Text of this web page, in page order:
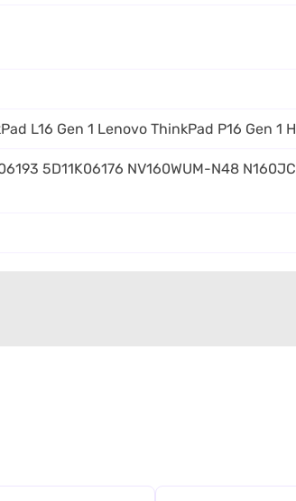
L16 Gen 1 Lenovo ThinkPad P16 Gen
5D11K06176 NV160WUM-N48